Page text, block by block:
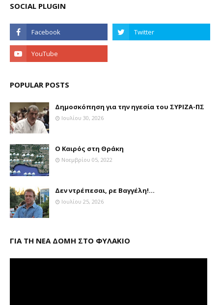
SOCIAL PLUGIN
POPULAR POSTS
Δημοσκόπηση για την ηγεσία του ΣΥΡΙΖΑ-ΠΣ
Ιουλίου 30, 2026
Ο Καιρός στη Θράκη
Νοεμβρίου 05, 2022
Δεν ντρέπεσαι, ρε Βαγγέλη!...
Ιουλίου 25, 2026
ΓΙΑ ΤΗ ΝΕΑ ΔΟΜΗ ΣΤΟ ΦΥΛΑΚΙΟ